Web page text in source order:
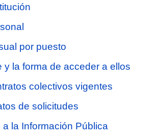
por puesto
y la forma de acceder a ellos
colectivos vigentes
de solicitudes
la Información Pública